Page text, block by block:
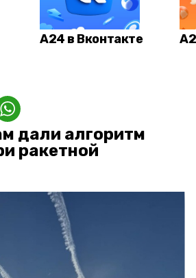
А24 в Вконтакте
дали алгоритм
ракетной